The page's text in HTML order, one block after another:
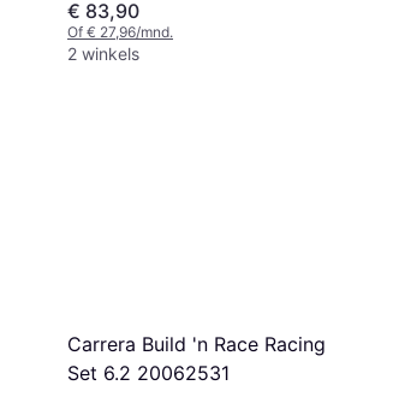
€ 83,90
Of € 27,96/mnd.
2 winkels
Carrera Build 'n Race Racing
Set 6.2 20062531